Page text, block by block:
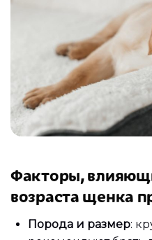
Факторы,
возраста щенка
Порода и размер: